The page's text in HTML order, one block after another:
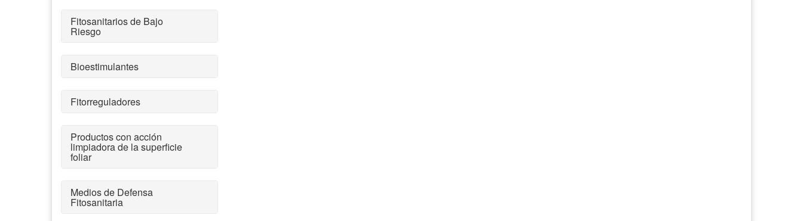
Fitosanitarios de Bajo
Riesgo
Bioestimulantes
Fitorreguladores
Productos con acción
limpiadora de la superficie
foliar
Medios de Defensa
Fitosanitaria